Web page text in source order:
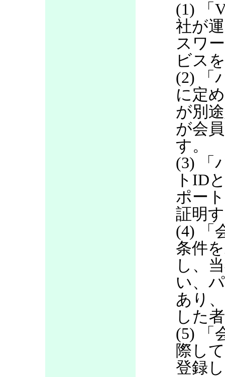
(1) 「
社が
スワ
ビス
(2) 「
に定
が別
が会
す。
(3) 「
トID
ポー
証明
(4) 「
条件
し、
い、
あり
した
(5) 「
際し
登録